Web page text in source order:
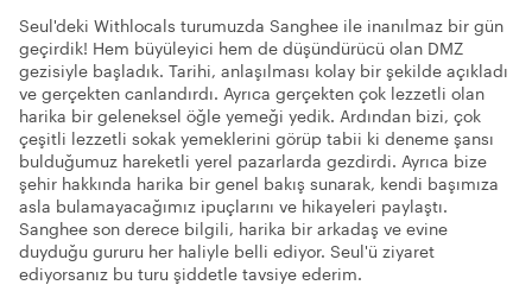
Seul'deki Withlocals turumuzda Sanghee ile inanılmaz bir gün
geçirdik! Hem büyüleyici hem de düşündürücü olan DMZ
gezisiyle başladık. Tarihi, anlaşılması kolay bir şekilde açıkladı
ve gerçekten canlandırdı. Ayrıca gerçekten çok lezzetli olan
harika bir geleneksel öğle yemeği yedik. Ardından bizi, çok
çeşitli lezzetli sokak yemeklerini görüp tabii ki deneme şansı
bulduğumuz hareketli yerel pazarlarda gezdirdi. Ayrıca bize
şehir hakkında harika bir genel bakış sunarak, kendi başımıza
asla bulamayacağımız ipuçlarını ve hikayeleri paylaştı.
Sanghee son derece bilgili, harika bir arkadaş ve evine
duyduğu gururu her haliyle belli ediyor. Seul'ü ziyaret
ediyorsanız bu turu şiddetle tavsiye ederim.